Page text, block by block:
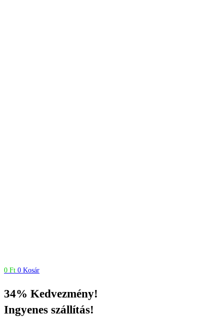
0 Ft 0 Kosár
34% Kedvezmény!
Ingyenes szállítás!